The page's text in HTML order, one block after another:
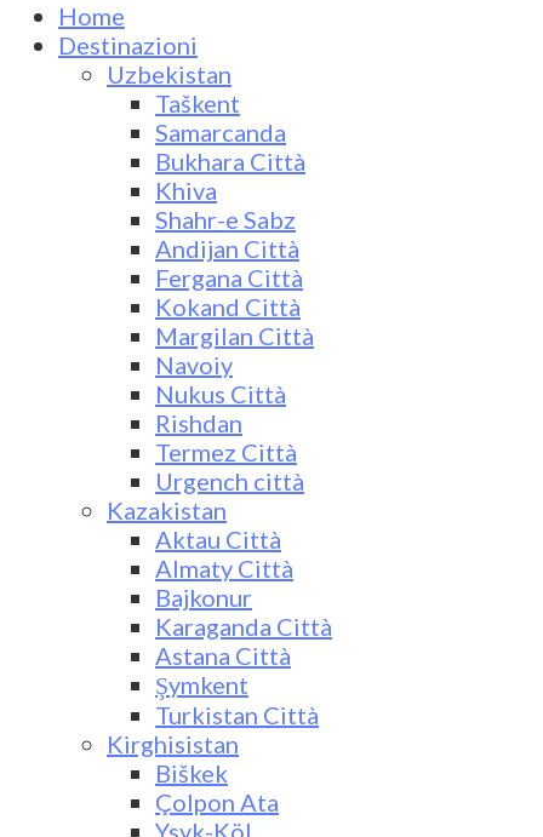
Home
Destinazioni
Uzbekistan
Taškent
Samarcanda
Bukhara Città
Khiva
Shahr-e Sabz
Andijan Città
Fergana Città
Kokand Città
Margilan Città
Navoiy
Nukus Città
Rishdan
Termez Città
Urgench città
Kazakistan
Aktau Città
Almaty Città
Bajkonur
Karaganda Città
Astana Città
Şymkent
Turkistan Città
Kirghisistan
Biškek
Çolpon Ata
Ysyk-Köl